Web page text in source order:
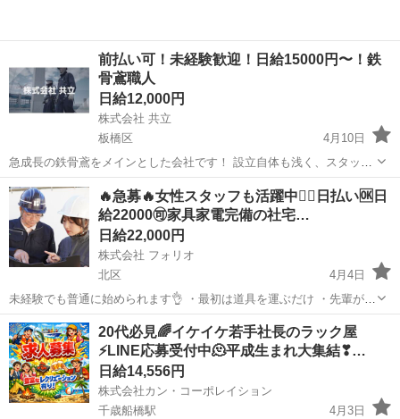
前払い可！未経験歓迎！日給15000円〜！鉄
骨鳶職人
日給12,000円
株式会社 共立
板橋区
4月10日
急成長の鉄骨鳶をメインとした会社です！ 設立自体も浅く、スタッフ
メンバーも10代〜30代前半と非常に若く、10名で行っております！仕
事はたくさん入ってくるのですが人員が足りません！ 現在、現場数も
増えてきて経験者...
東京 板橋区 鳶職 鉄骨鳶
🔥急募🔥女性スタッフも活躍中🙆‍♀️日払い🆗日
給22000🉑家具家電完備の社宅…
日給22,000円
株式会社 フォリオ
北区
4月4日
未経験でも普通に始められます👌 ・最初は道具を運ぶだけ ・先輩が横
について教えます ・いきなり危ない作業はさせません 👉「思ってた
よりいける」が正直な感想です！ 💰しっかり稼げる仕事です ￣￣￣￣
￣￣...
東京 北区 鳶職 スタッフ
20代必見🌈イケイケ若手社長のラック屋
⚡LINE応募受付中🫠平成生まれ大集結❣…
日給14,556円
株式会社カン・コーポレイション
千歳船橋駅
4月3日